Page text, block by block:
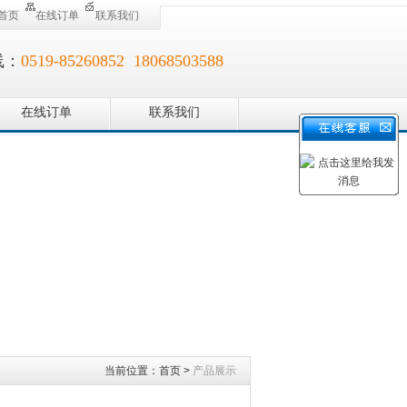
页 在线订单 联系我们
0519-85260852 18068503588
在线订单 联系我们
当前位置： 首页 > 产品展示